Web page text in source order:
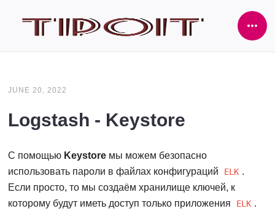
JUNE 20, 2022
Logstash - Keystore
С помощью Keystore мы можем безопасно
использовать пароли в файлах конфигураций
ELK .
Если просто, то мы создаём хранилище ключей, к
которому будут иметь доступ только приложения
ELK .